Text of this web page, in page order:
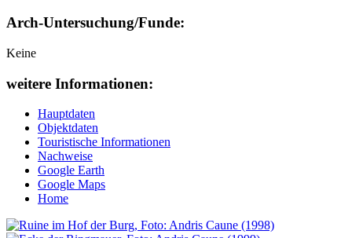
Arch-Untersuchung/Funde:
Keine
weitere Informationen:
Hauptdaten
Objektdaten
Touristische Informationen
Nachweise
Google Earth
Google Maps
Home